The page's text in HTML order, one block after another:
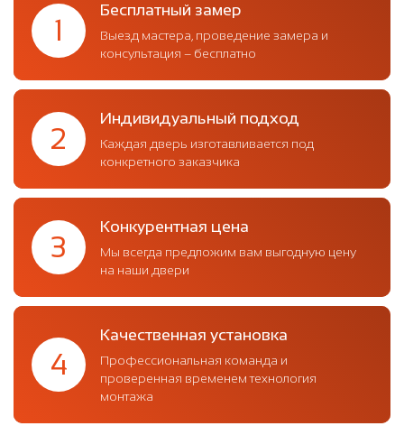
1
Бесплатный замер
Выезд мастера, проведение замера и
консультация – бесплатно
2
Индивидуальный подход
Каждая дверь изготавливается под
конкретного заказчика
3
Конкурентная цена
Мы всегда предложим вам выгодную цену
на наши двери
4
Качественная установка
Профессиональная команда и
проверенная временем технология
монтажа